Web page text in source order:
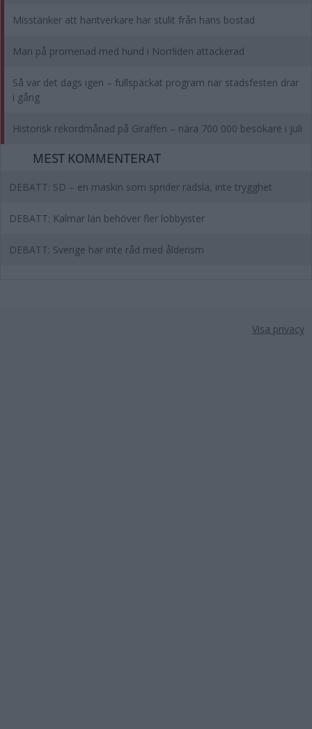
Misstänker att hantverkare har stulit från hans bostad
Man på promenad med hund i Norrliden attackerad
Så var det dags igen – fullspäckat program när stadsfesten drar
i gång
Historisk rekordmånad på Giraffen – nära 700 000 besökare i juli
MEST KOMMENTERAT
DEBATT: SD – en maskin som sprider rädsla, inte trygghet
DEBATT: Kalmar län behöver fler lobbyister
DEBATT: Sverige har inte råd med ålderism
Visa privacy